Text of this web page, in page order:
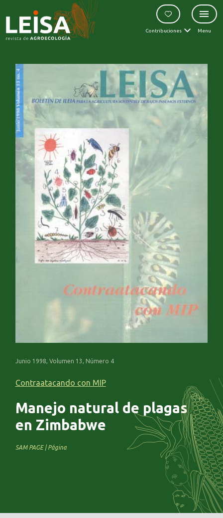
Contribuciones Menu
Junio 1998, Volumen 13, Número 4
Contraatacando con MIP
Manejo natural de plagas
en Zimbabwe
SAM PAGE | Página